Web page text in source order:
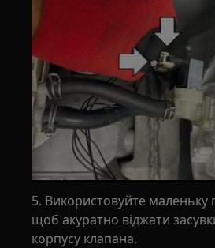
5. Використовуйте маленьку
щоб акуратно віджати
корпусу клапана.